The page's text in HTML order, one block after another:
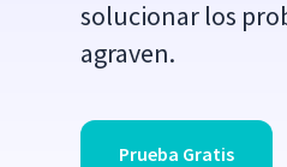
solucionar los
agraven.
Prueba Gratis